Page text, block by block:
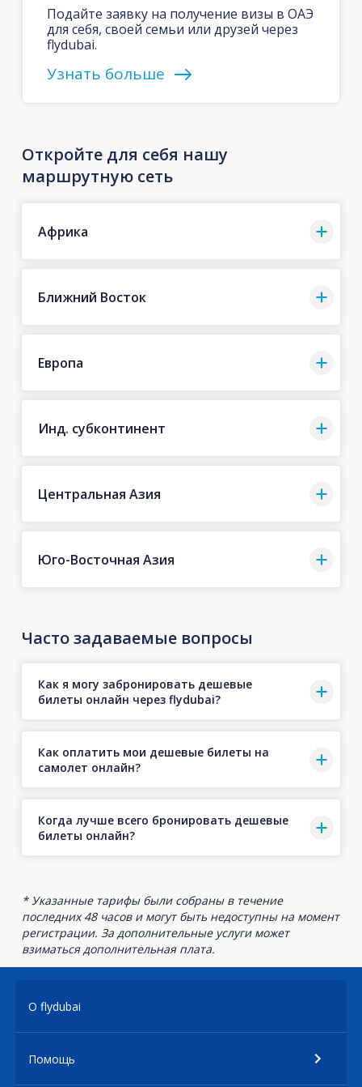
Подайте заявку на получение визы в ОАЭ
для себя, своей семьи или друзей через
flydubai.
Узнать больше
Откройте для себя нашу
маршрутную сеть
Африка
Ближний Восток
Европа
Инд. субконтинент
Центральная Азия
Юго-Восточная Азия
Часто задаваемые вопросы
Как я могу забронировать дешевые
билеты онлайн через flydubai?
Как оплатить мои дешевые билеты на
самолет онлайн?
Когда лучше всего бронировать дешевые
билеты онлайн?
* Указанные тарифы были собраны в течение
последних 48 часов и могут быть недоступны на момент
регистрации. За дополнительные услуги может
взиматься дополнительная плата.
О flydubai
Помощь